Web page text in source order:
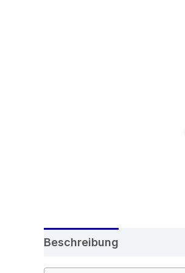
Beschreibung